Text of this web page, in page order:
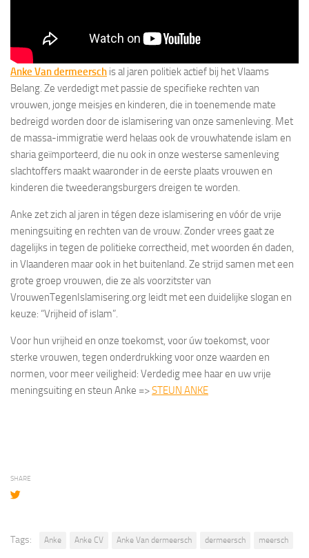
Anke Van dermeersch is al jaren politiek actief bij het Vlaams
Belang. Ze verdedigt met passie de specifieke rechten van
vrouwen, jonge meisjes en kinderen, die in toenemende mate
bedreigd worden door de islamisering van onze samenleving. Met
de massa-immigratie werd helaas ook de vrouwhatende islam en
sharia geïmporteerd, die nu ook in onze westerse samenleving
slachtoffers maakt waaronder in de eerste plaats vrouwen en
kinderen die tweederangsburgers dreigen te worden.
Anke zet zich al jaren in tégen deze islamisering en vóór de vrije
meningsuiting en rechten van de vrouw. Zonder vrees gaat ze
dagelijks in tegen de politieke correctheid, met woorden én daden,
in Vlaanderen maar ook in het buitenland. Ze strijd samen met een
grote groep vrouwen, die ze als voorzitster van
VrouwenTegenIslamisering.org leidt met een duidelijke slogan en
keuze: “Vrijheid of islam”.
Voor hun vrijheid en onze toekomst, voor úw toekomst, voor
sterke vrouwen, tegen onderdrukking voor onze waarden en
normen, voor meer veiligheid: Verdedig mee haar en uw vrije
meningsuiting en steun Anke =>STEUN ANKE
SHARE
Tags: Anke Anke CV Anke Van dermeersch dermeersch meersch